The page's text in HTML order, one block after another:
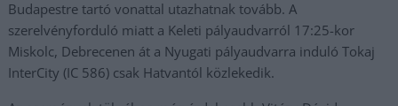
Budapestre tartó vonattal utazhatnak tovább. A
szerelvényforduló miatt a Keleti pályaudvarról 17:25-kor
Miskolc, Debrecenen át a Nyugati pályaudvarra induló Tokaj
InterCity (IC 586) csak Hatvantól közlekedik.